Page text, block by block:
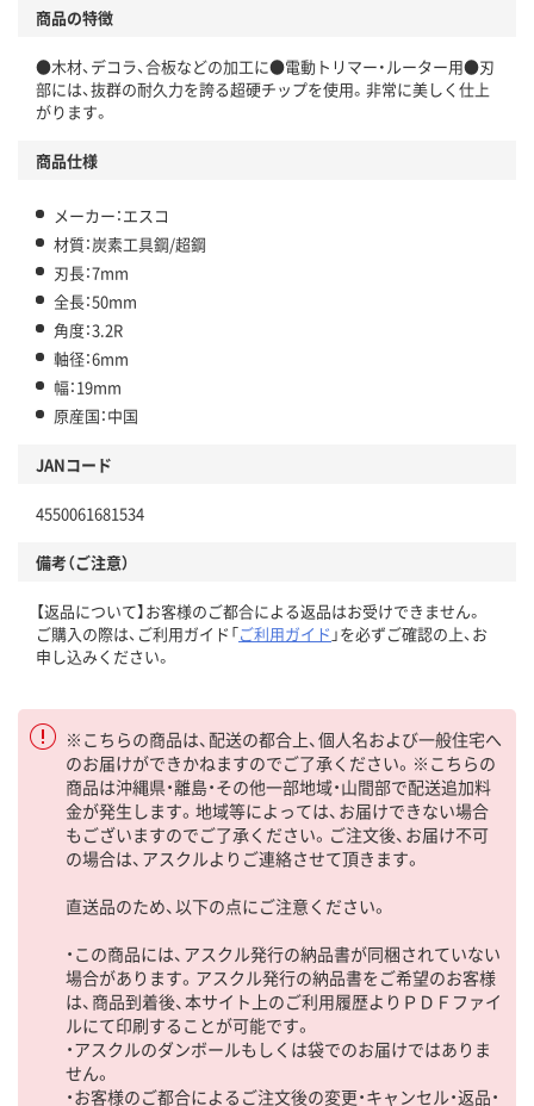
商品の特徴
●木材、デコラ、合板などの加工に●電動トリマー・ルーター用●刃
部には、抜群の耐久力を誇る超硬チップを使用。非常に美しく仕上
がります。
商品仕様
メーカー：エスコ
材質：炭素工具鋼/超鋼
刃長：7mm
全長：50mm
角度：3.2R
軸径：6mm
幅：19mm
原産国：中国
JANコード
4550061681534
備考（ご注意）
【返品について】お客様のご都合による返品はお受けできません。
ご購入の際は、ご利用ガイド「ご利用ガイド 」を必ずご確認の上、お
申し込みください。
※こちらの商品は、配送の都合上、個人名および一般住宅へ
のお届けができかねますのでご了承ください。※こちらの
商品は沖縄県・離島・その他一部地域・山間部で配送追加料
金が発生します。地域等によっては、お届けできない場合
もございますのでご了承ください。ご注文後、お届け不可
の場合は、アスクルよりご連絡させて頂きます。
直送品のため、以下の点にご注意ください。
・この商品には、アスクル発行の納品書が同梱されていない
場合があります。アスクル発行の納品書をご希望のお客様
は、商品到着後、本サイト上のご利用履歴よりＰＤＦファイ
ルにて印刷することが可能です。
・アスクルのダンボールもしくは袋でのお届けではありま
せん。
・お客様のご都合によるご注文後の変更・キャンセル・返品・